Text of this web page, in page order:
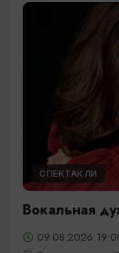
СПЕКТАКЛИ
Вокальная
09.08.2026